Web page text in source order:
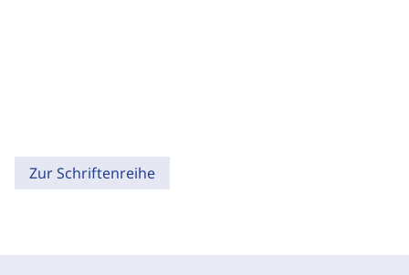
Zur Schriftenreihe